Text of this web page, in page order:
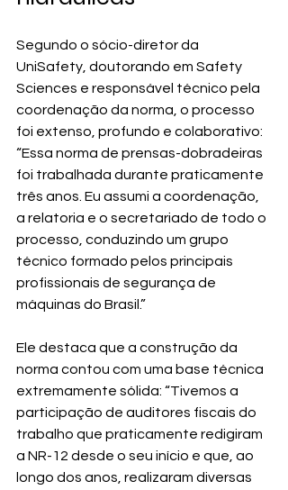
Segundo o sócio-diretor da
UniSafety, doutorando em Safety
Sciences e responsável técnico pela
coordenação da norma, o processo
foi extenso, profundo e colaborativo:
“Essa norma de prensas-dobradeiras
foi trabalhada durante praticamente
três anos. Eu assumi a coordenação,
a relatoria e o secretariado de todo o
processo, conduzindo um grupo
técnico formado pelos principais
profissionais de segurança de
máquinas do Brasil.”
Ele destaca que a construção da
norma contou com uma base técnica
extremamente sólida: “Tivemos a
participação de auditores fiscais do
trabalho que praticamente redigiram
a NR-12 desde o seu início e que, ao
longo dos anos, realizaram diversas